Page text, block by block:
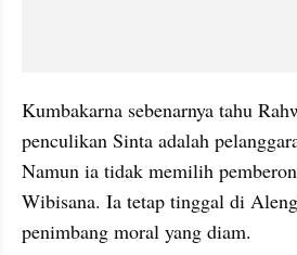
Kumbakarna sebenarnya tahu
penculikan Sinta adalah
Namun ia tidak memilih
Wibisana. Ia tetap tinggal di
penimbang moral yang diam.